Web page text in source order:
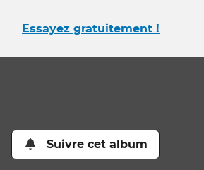
Essayez gratuitement !
Suivre cet album